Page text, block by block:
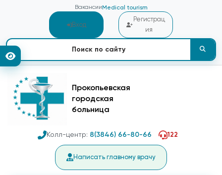
Вакансии Medical tourism
Вход
Регистрац
ия
Прокопьевская
городская
больница
Колл-центр: 8(3846) 66-80-66 122
Написать главному врачу